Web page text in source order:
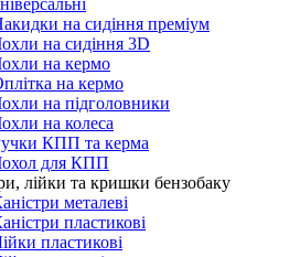
на сидіння преміум
на сидіння 3D
на кермо
на кермо
на підголовники
на колеса
КПП та керма
для КПП
лійки та кришки бензобаку
металеві
пластикові
пластикові